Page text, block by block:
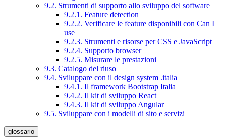
9.2. Strumenti di supporto allo sviluppo del software
9.2.1. Feature detection
9.2.2. Verificare le feature disponibili con Can I
use
9.2.3. Strumenti e risorse per CSS e JavaScript
9.2.4. Supporto browser
9.2.5. Misurare le prestazioni
9.3. Catalogo del riuso
9.4. Sviluppare con il design system .italia
9.4.1. Il framework Bootstrap Italia
9.4.2. Il kit di sviluppo React
9.4.3. Il kit di sviluppo Angular
9.5. Sviluppare con i modelli di sito e servizi
glossario